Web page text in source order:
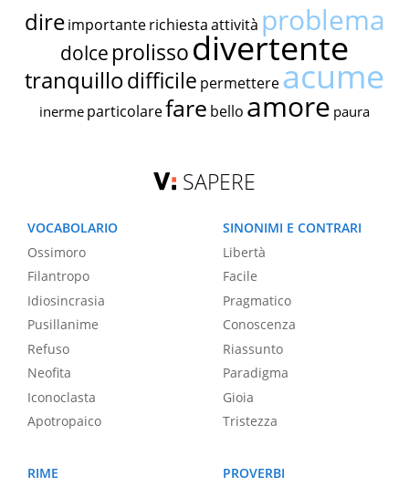
dire importante richiestaattività problema
dolce prolissodivertente
tranquillodifficile permettereacume
inerme particolarefare bello amore paura
SAPERE
VOCABOLARIO
Ossimoro
Filantropo
Idiosincrasia
Pusillanime
Refuso
Neofita
Iconoclasta
Apotropaico
SINONIMI E CONTRARI
Libertà
Facile
Pragmatico
Conoscenza
Riassunto
Paradigma
Gioia
Tristezza
RIME
PROVERBI